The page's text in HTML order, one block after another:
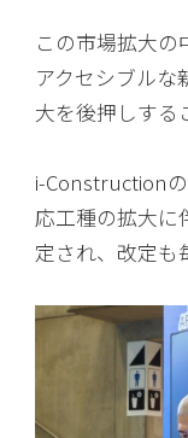
この市場拡大の
アクセシブルな
大を後押しする
i-Construction
応工種の拡大に
定され、改定も